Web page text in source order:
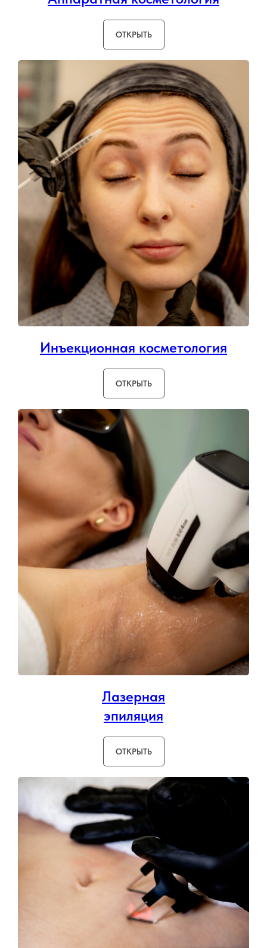
ОТКРЫТЬ
Инъекционная косметология
ОТКРЫТЬ
Лазерная
эпиляция
ОТКРЫТЬ